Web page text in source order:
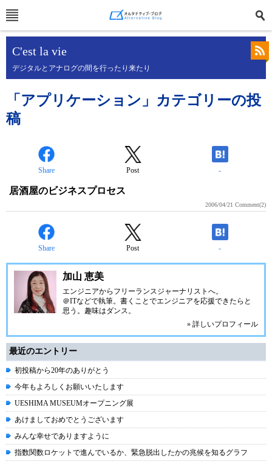
C'est la vie
デジタルとアナログの間を行ったり来たり
「アプリケーション」カテゴリーの投
稿
Share Post -
居酒屋のビジネスプロセス
2006/04/21 Comment(2)
Share Post -
加山 恵美
エンジニアからフリーランスジャーナリストへ。
＠ITなどで執筆。書くことでエンジニアを応援できたらと
思う。趣味はダンス。
» 詳しいプロフィール
最近のエントリー
初投稿から20年のありがとう
今年もよろしくお願いいたします
UESHIMA MUSEUMオープニング展
あけましておめでとうございます
みんな幸せでありますように
指数関数ロケットで進んでいるか、緊急脱出したかの兆候を知るグラフ